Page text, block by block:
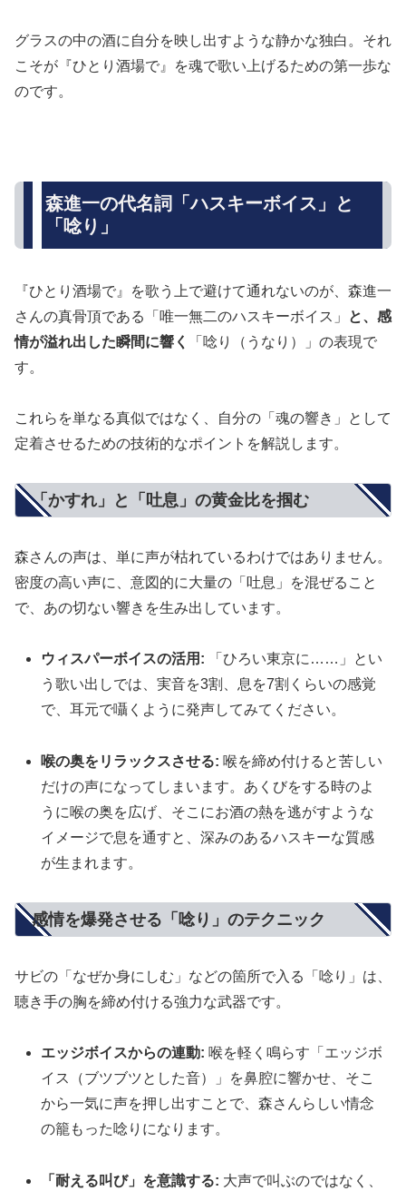
グラスの中の酒に自分を映し出すような静かな独白。それ
こそが『ひとり酒場で』を魂で歌い上げるための第一歩な
のです。
森進一の代名詞「ハスキーボイス」と
「唸り」
『ひとり酒場で』を歌う上で避けて通れないのが、森進一
さんの真骨頂である「唯一無二のハスキーボイス」
と、感
情が溢れ出した瞬間に響く
「唸り（うなり）」の表現で
す。
これらを単なる真似ではなく、自分の「魂の響き」として
定着させるための技術的なポイントを解説します。
「かすれ」と「吐息」の黄金比を掴む
森さんの声は、単に声が枯れているわけではありません。
密度の高い声に、意図的に大量の「吐息」を混ぜること
で、あの切ない響きを生み出しています。
ウィスパーボイスの活用: 「ひろい東京に……」とい
う歌い出しでは、実音を3割、息を7割くらいの感覚
で、耳元で囁くように発声してみてください。
喉の奥をリラックスさせる: 喉を締め付けると苦しい
だけの声になってしまいます。あくびをする時のよ
うに喉の奥を広げ、そこにお酒の熱を逃がすような
イメージで息を通すと、深みのあるハスキーな質感
が生まれます。
感情を爆発させる「唸り」のテクニック
サビの「なぜか身にしむ」などの箇所で入る「唸り」は、
聴き手の胸を締め付ける強力な武器です。
エッジボイスからの連動: 喉を軽く鳴らす「エッジボ
イス（ブツブツとした音）」を鼻腔に響かせ、そこ
から一気に声を押し出すことで、森さんらしい情念
の籠もった唸りになります。
「耐える叫び」を意識する: 大声で叫ぶのではなく、